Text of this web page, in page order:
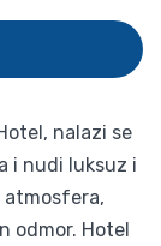
nalazi se
i nudi luksuz i
atmosfera,
odmor. Hotel